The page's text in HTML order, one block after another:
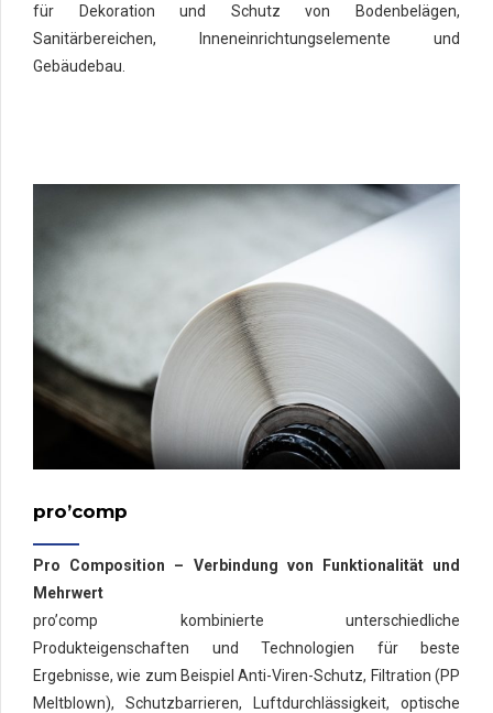
für Dekoration und Schutz von Bodenbelägen,
Sanitärbereichen, Inneneinrichtungselemente und
Gebäudebau.
pro’comp
Pro Composition – Verbindung von Funktionalität und
Mehrwert
pro’comp kombinierte unterschiedliche
Produkteigenschaften und Technologien für beste
Ergebnisse, wie zum Beispiel Anti-Viren-Schutz, Filtration (PP
Meltblown), Schutzbarrieren, Luftdurchlässigkeit, optische